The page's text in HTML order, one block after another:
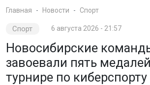
Главная Новости Спорт
Спорт 6 августа 2026 - 21:57
Новосибирские
завоевали пять
турнире по киберспорту